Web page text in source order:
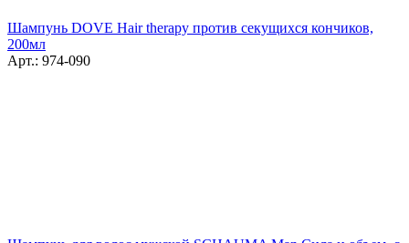
Шампунь DOVE Hair therapy против секущихся кончиков,
200мл
Арт.: 974-090